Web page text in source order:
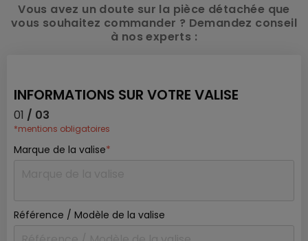
Vous avez un doute sur la pièce détachée que
vous souhaitez commander ? Demandez conseil
à nos experts :
INFORMATIONS SUR VOTRE VALISE
01 / 03
*mentions obligatoires
Marque de la valise*
Référence / Modèle de la valise